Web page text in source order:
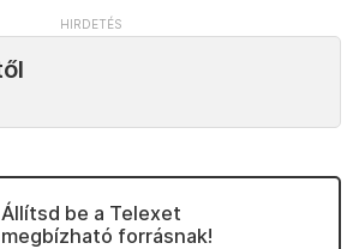
Állítsd be a Telexet
megbízható forrásnak!